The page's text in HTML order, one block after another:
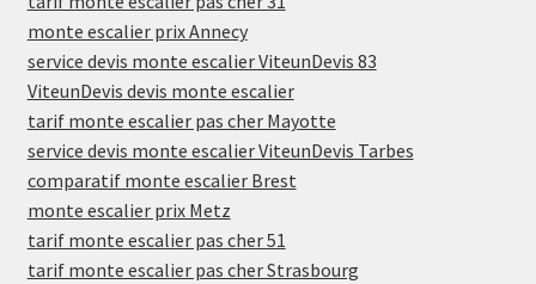
monte escalier prix Annecy
service devis monte escalier ViteunDevis 83
ViteunDevis devis monte escalier
tarif monte escalier pas cher Mayotte
service devis monte escalier ViteunDevis Tarbes
comparatif monte escalier Brest
monte escalier prix Metz
tarif monte escalier pas cher 51
tarif monte escalier pas cher Strasbourg